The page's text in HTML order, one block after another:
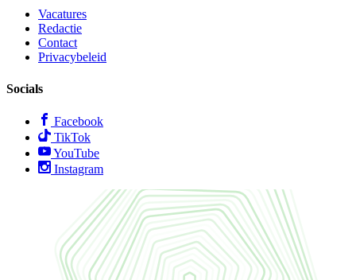
Vacatures
Redactie
Contact
Privacybeleid
Socials
Facebook
TikTok
YouTube
Instagram